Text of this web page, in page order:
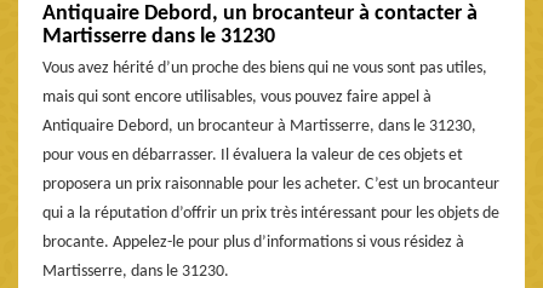
Antiquaire Debord, un brocanteur à contacter à
Martisserre dans le 31230
Vous avez hérité d’un proche des biens qui ne vous sont pas utiles,
mais qui sont encore utilisables, vous pouvez faire appel à
Antiquaire Debord, un brocanteur à Martisserre, dans le 31230,
pour vous en débarrasser. Il évaluera la valeur de ces objets et
proposera un prix raisonnable pour les acheter. C’est un brocanteur
qui a la réputation d’offrir un prix très intéressant pour les objets de
brocante. Appelez-le pour plus d’informations si vous résidez à
Martisserre, dans le 31230.